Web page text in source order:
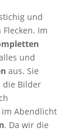
und
Im
und
aus. Sie
die Bilder
Abendlicht
. Da wir die